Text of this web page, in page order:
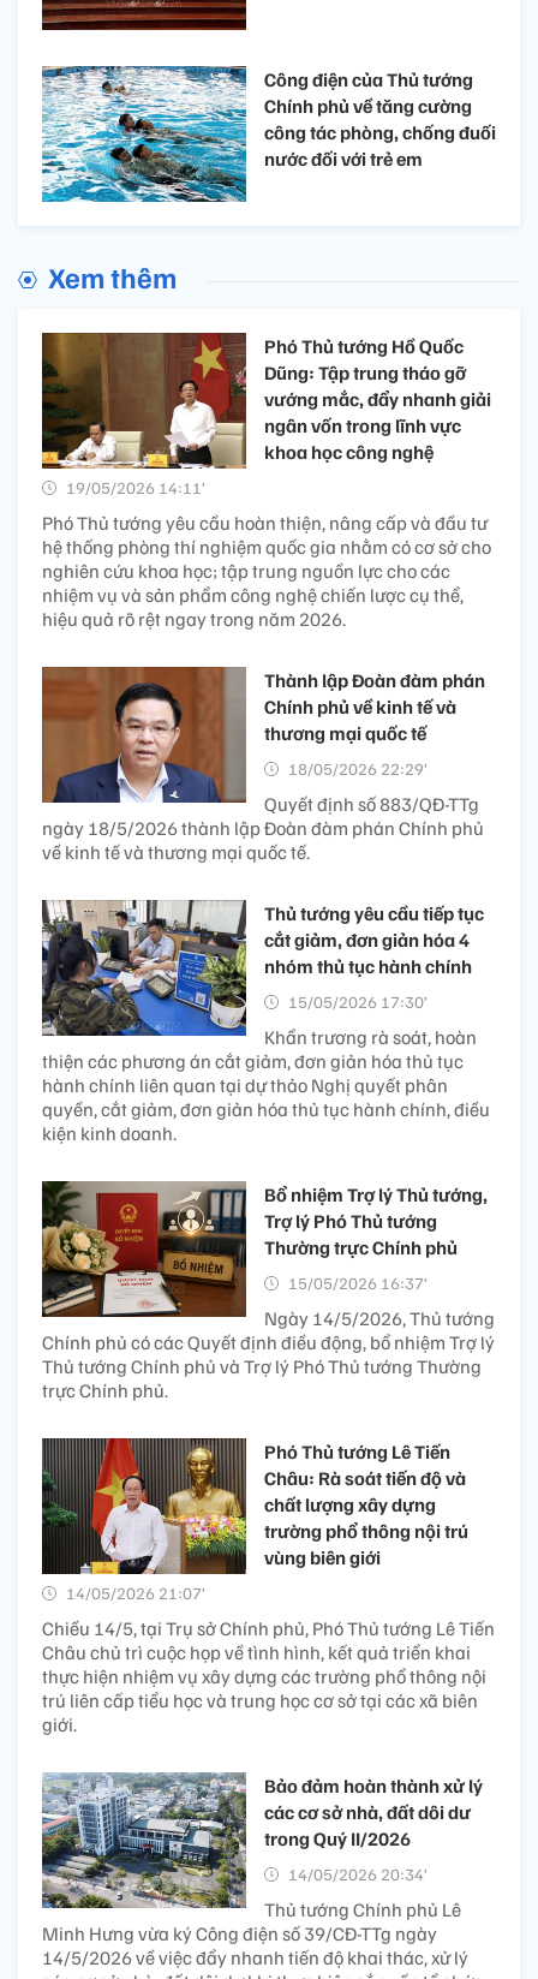
Công điện của Thủ tướng
Chính phủ về tăng cường
công tác phòng, chống đuối
nước đối với trẻ em
Xem thêm
Phó Thủ tướng Hồ Quốc
Dũng: Tập trung tháo gỡ
vướng mắc, đẩy nhanh giải
ngân vốn trong lĩnh vực
khoa học công nghệ
19/05/2026 14:11’
Phó Thủ tướng yêu cầu hoàn thiện, nâng cấp và đầu tư
hệ thống phòng thí nghiệm quốc gia nhằm có cơ sở cho
nghiên cứu khoa học; tập trung nguồn lực cho các
nhiệm vụ và sản phẩm công nghệ chiến lược cụ thể,
hiệu quả rõ rệt ngay trong năm 2026.
Thành lập Đoàn đàm phán
Chính phủ về kinh tế và
thương mại quốc tế
18/05/2026 22:29’
Quyết định số 883/QĐ-TTg
ngày 18/5/2026 thành lập Đoàn đàm phán Chính phủ
về kinh tế và thương mại quốc tế.
Thủ tướng yêu cầu tiếp tục
cắt giảm, đơn giản hóa 4
nhóm thủ tục hành chính
15/05/2026 17:30’
Khẩn trương rà soát, hoàn
thiện các phương án cắt giảm, đơn giản hóa thủ tục
hành chính liên quan tại dự thảo Nghị quyết phân
quyền, cắt giảm, đơn giản hóa thủ tục hành chính, điều
kiện kinh doanh.
Bổ nhiệm Trợ lý Thủ tướng,
Trợ lý Phó Thủ tướng
Thường trực Chính phủ
15/05/2026 16:37’
Ngày 14/5/2026, Thủ tướng
Chính phủ có các Quyết định điều động, bổ nhiệm Trợ lý
Thủ tướng Chính phủ và Trợ lý Phó Thủ tướng Thường
trực Chính phủ.
Phó Thủ tướng Lê Tiến
Châu: Rà soát tiến độ và
chất lượng xây dựng
trường phổ thông nội trú
vùng biên giới
14/05/2026 21:07’
Chiều 14/5, tại Trụ sở Chính phủ, Phó Thủ tướng Lê Tiến
Châu chủ trì cuộc họp về tình hình, kết quả triển khai
thực hiện nhiệm vụ xây dựng các trường phổ thông nội
trú liên cấp tiểu học và trung học cơ sở tại các xã biên
giới.
Bảo đảm hoàn thành xử lý
các cơ sở nhà, đất dôi dư
trong Quý II/2026
14/05/2026 20:34’
Thủ tướng Chính phủ Lê
Minh Hưng vừa ký Công điện số 39/CĐ-TTg ngày
14/5/2026 về việc đẩy nhanh tiến độ khai thác, xử lý